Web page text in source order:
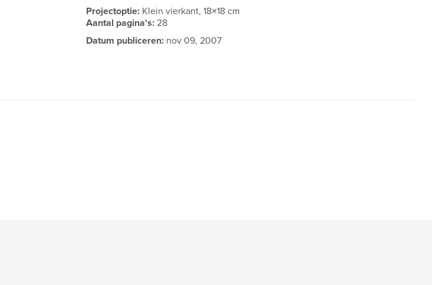
Projectoptie: Klein vierkant, 18×18 cm
Aantal pagina's:28
Datum publiceren: nov 09, 2007